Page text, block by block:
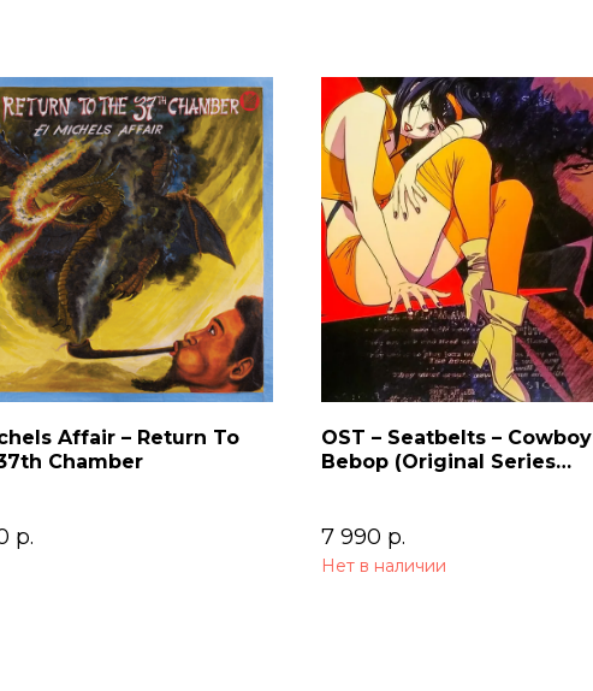
Affair – Return To
Chamber
р.
OST – Seatbelts – Cowboy
Bebop (Original Series
7 990 р.
Нет в наличии